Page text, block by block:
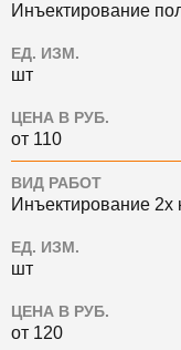
Инъектирование
ЕД. ИЗМ.
шт
ЦЕНА В РУБ.
от 110
ВИД РАБОТ
Инъектирование 2х
ЕД. ИЗМ.
шт
ЦЕНА В РУБ.
от 120